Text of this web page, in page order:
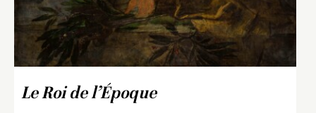
Le Roi de l’Époque